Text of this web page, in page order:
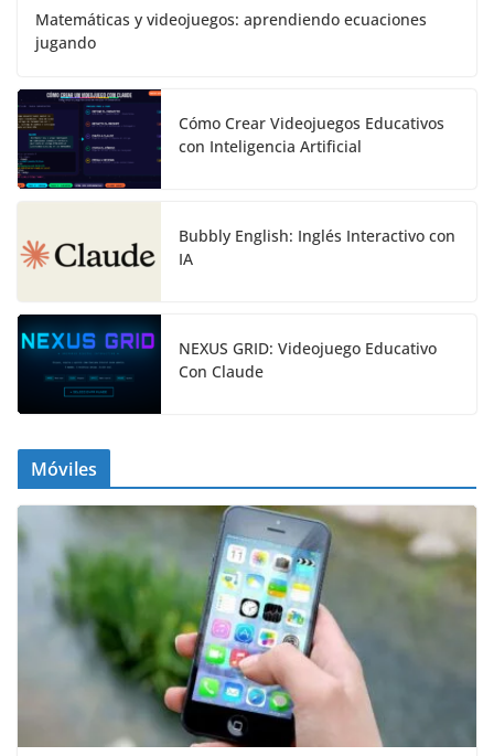
Matemáticas y videojuegos: aprendiendo ecuaciones
jugando
Cómo Crear Videojuegos Educativos
con Inteligencia Artificial
Bubbly English: Inglés Interactivo con
IA
NEXUS GRID: Videojuego Educativo
Con Claude
Móviles